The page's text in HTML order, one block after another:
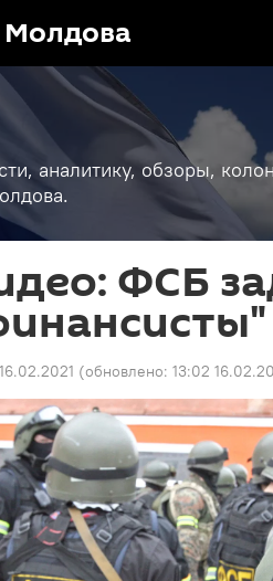
Молдова
аналитику, обзоры,
ФСБ
(обновлено: 13:02